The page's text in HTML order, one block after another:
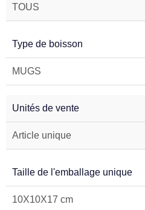
TOUS
Type de boisson
MUGS
Unités de vente
Article unique
Taille de l'emballage unique
10X10X17 cm